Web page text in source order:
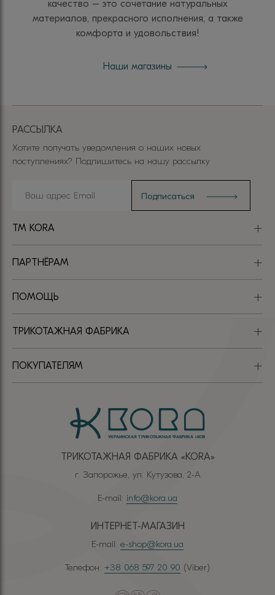
качество – это сочетание натуральных
материалов, прекрасного исполнения, а также
комфорта и удовольствия!
Наши магазины
ТРИКОТАЖНАЯ ФАБРИКА «КОRА»
г. Запорожье, ул. Кутузова, 2-А
E-mail: info@kora.ua
ИНТЕРНЕТ-МАГАЗИН
E-mail: e-shop@kora.ua
Телефон: +38 068 597 20 90 (Viber)
TM KORA
ПАРТНЁРАМ
ПОМОЩЬ
ТРИКОТАЖНАЯ ФАБРИКА
ПОКУПАТЕЛЯМ
РАССЫЛКА
Хотите получать уведомления о наших новых
поступлениях? Подпишитесь на нашу рассылку